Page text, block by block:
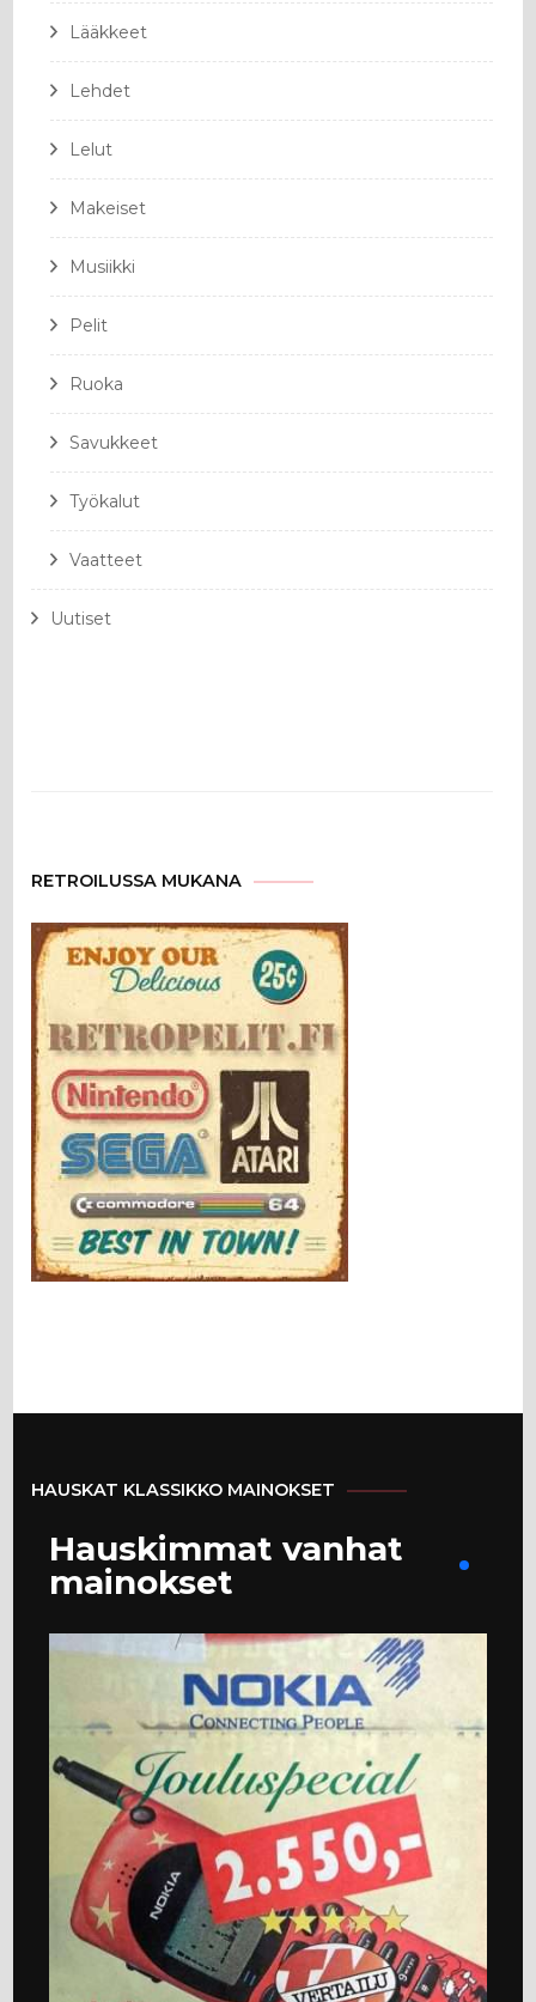
Lääkkeet
Lehdet
Lelut
Makeiset
Musiikki
Pelit
Ruoka
Savukkeet
Työkalut
Vaatteet
Uutiset
RETROILUSSA MUKANA
HAUSKAT KLASSIKKO MAINOKSET
Hauskimmat vanhat
mainokset